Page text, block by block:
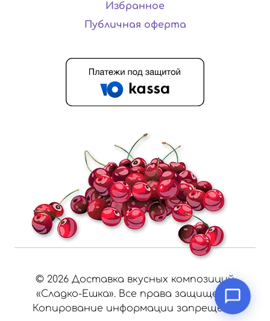
Избранное
Публичная оферта
© 2026 Доставка вкусных композиций
«Сладко-Ешка». Все права защищены.
Копирование информации запрещено.